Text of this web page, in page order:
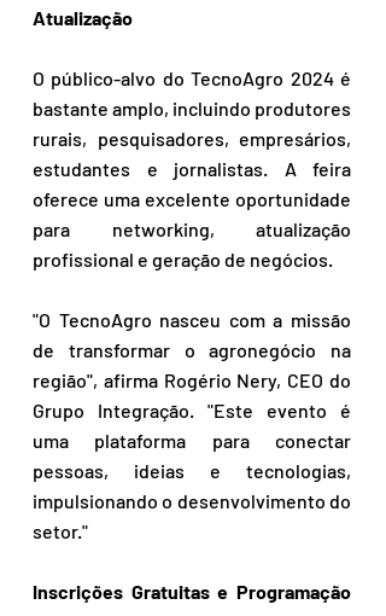
Atualização
O público-alvo do TecnoAgro 2024 é
bastante amplo, incluindo produtores
rurais, pesquisadores, empresários,
estudantes e jornalistas. A feira
oferece uma excelente oportunidade
para networking, atualização
profissional e geração de negócios.
"O TecnoAgro nasceu com a missão
de transformar o agronegócio na
região", afirma Rogério Nery, CEO do
Grupo Integração. "Este evento é
uma plataforma para conectar
pessoas, ideias e tecnologias,
impulsionando o desenvolvimento do
setor."
Inscrições Gratuitas e Programação